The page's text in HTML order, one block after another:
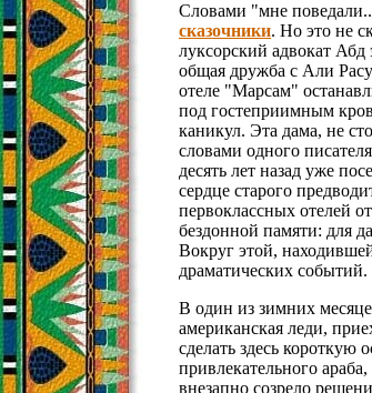
Словами "мне
сказочники. Но это не
луксорский адвокат
общая дружба с Али
отеле "Марсам"
под гостеприимным
каникул. Эта дама, не
словами одного
десять лет назад уже
сердце старого
первоклассных отелей
бездонной памяти: для
Вокруг этой,
драматических событий.
В один из зимних
американская леди,
сделать здесь короткую
привлекательного
внезапно созрело